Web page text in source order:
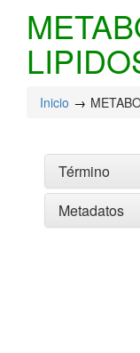
Inicio
Término
Metadatos